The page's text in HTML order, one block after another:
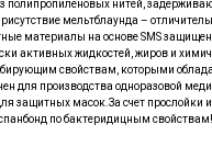
полипропиленовых нитей,
мельтблаунда –
материалы на основе SMS
активных жидкостей, жиров и
свойствам, которыми
для производства одноразовой
защитных масок.За счет прослойки
по бактеридицным свойствам!